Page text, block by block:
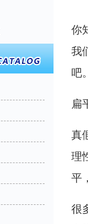
你
我
吧
扁
真
理
平
很